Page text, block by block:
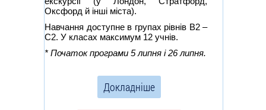
Оксфорд й інші міста).
Навчання доступне в групах рівнів В2 –
С2. У класах максимум 12 учнів.
* Початок програми 5 липня і 26 липня.
Докладніше